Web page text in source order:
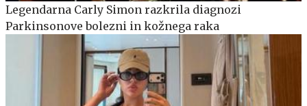
Legendarna Carly Simon razkrila diagnozi
Parkinsonove bolezni in kožnega raka